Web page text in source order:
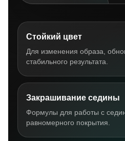
Стойкий цвет
Для изменения образа,
стабильного результата.
Закрашивание седины
Формулы для работы с
равномерного покрытия.